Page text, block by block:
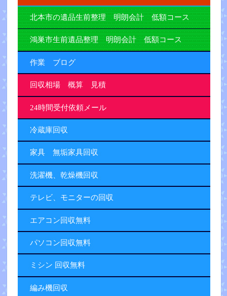
北本市の遺品生前整理 明朗会計 低額コース
鴻巣市生前遺品整理 明朗会計 低額コース
作業 ブログ
回収相場 概算 見積
24時間受付依頼メール
冷蔵庫回収
家具 無垢家具回収
洗濯機、乾燥機回収
テレビ、モニターの回収
エアコン回収無料
パソコン回収無料
ミシン 回収無料
編み機回収